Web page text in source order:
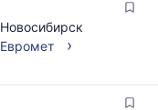
Новосибирск
Евромет
›